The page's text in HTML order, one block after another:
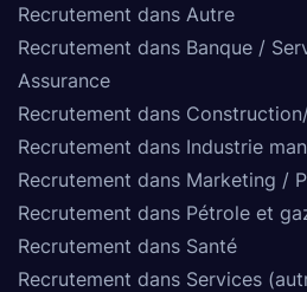
Recrutement dans Autre
Recrutement dans Banque /
Assurance
Recrutement dans
Recrutement dans Industrie
Recrutement dans Marketing /
Recrutement dans Pétrole et
Recrutement dans Santé
Recrutement dans Services